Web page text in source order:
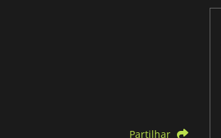
Partilhar